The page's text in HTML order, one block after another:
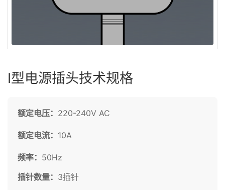
I型电源插头技术规格
额定电压： 220-240V AC
额定电流： 10A
频率： 50Hz
插针数量： 3插针